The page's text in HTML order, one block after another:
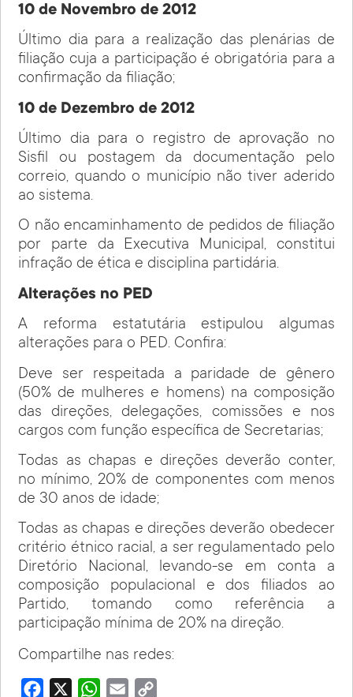
10 de Novembro de 2012
Último dia para a realização das plenárias de
filiação cuja a participação é obrigatória para a
confirmação da filiação;
10 de Dezembro de 2012
Último dia para o registro de aprovação no
Sisfil ou postagem da documentação pelo
correio, quando o município não tiver aderido
ao sistema.
O não encaminhamento de pedidos de filiação
por parte da Executiva Municipal, constitui
infração de ética e disciplina partidária.
Alterações no PED
A reforma estatutária estipulou algumas
alterações para o PED. Confira:
Deve ser respeitada a paridade de gênero
(50% de mulheres e homens) na composição
das direções, delegações, comissões e nos
cargos com função específica de Secretarias;
Todas as chapas e direções deverão conter,
no mínimo, 20% de componentes com menos
de 30 anos de idade;
Todas as chapas e direções deverão obedecer
critério étnico racial, a ser regulamentado pelo
Diretório Nacional, levando-se em conta a
composição populacional e dos filiados ao
Partido, tomando como referência a
participação mínima de 20% na direção.
Compartilhe nas redes:
Facebook WhatsApp
Email